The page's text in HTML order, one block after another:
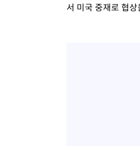
서 미국 중재로 협